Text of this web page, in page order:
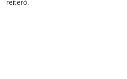
reiteró.